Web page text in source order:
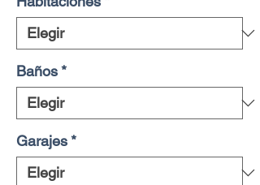
Baños*
Garajes*